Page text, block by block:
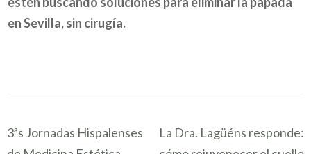
en Sevilla, sin cirugía.
Navegación
3ªs Jornadas Hispalenses
La Dra. Lagüéns responde: